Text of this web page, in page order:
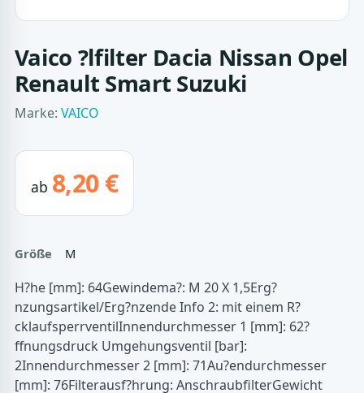
Vaico ?lfilter Dacia Nissan Opel
Renault Smart Suzuki
Marke: VAICO
ab 8,20 €
Größe M
H?he [mm]: 64Gewindema?: M 20 X 1,5Erg?
nzungsartikel/Erg?nzende Info 2: mit einem R?
cklaufsperrventilInnendurchmesser 1 [mm]: 62?
ffnungsdruck Umgehungsventil [bar]:
2Innendurchmesser 2 [mm]: 71Au?endurchmesser
[mm]: 76Filterausf?hrung: AnschraubfilterGewicht